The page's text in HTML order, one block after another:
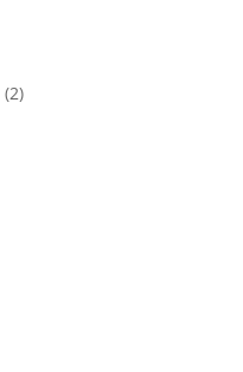
(2)